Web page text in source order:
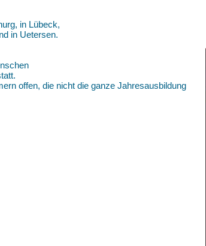
in Lübeck,
in Uetersen.
offen, die nicht die ganze Jahresausbildung